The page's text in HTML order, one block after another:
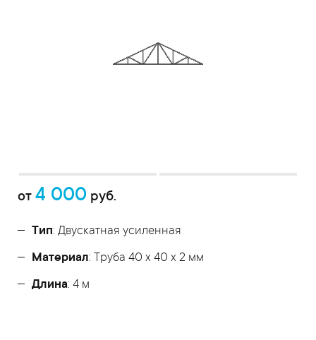
от 4 000 руб.
Тип: Двускатная усиленная
Материал: Труба 40 x 40 x 2 мм
Длина: 4 м